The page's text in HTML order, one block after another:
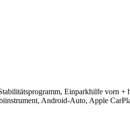
Einparkhilfe vorn
Android-Auto, Apple